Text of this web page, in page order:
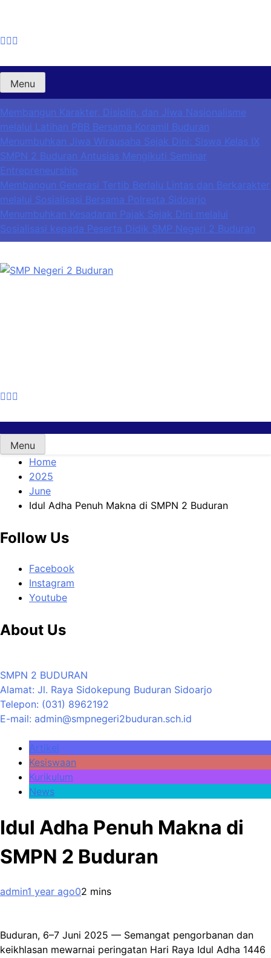
Menu
Membangun Karakter, Disiplin, dan Jiwa Nasionalisme
melalui Latihan PBB Bersama Koramil Buduran
Menumbuhkan Jiwa Wirausaha Sejak Dini: Siswa Kelas IX
SMPN 2 Buduran Antusias Mengikuti Seminar
Entrepreneurship
Membangun Generasi Tertib Berlalu Lintas dan Berkarakter
melalui Sosialisasi Bersama Polresta Sidoarjo
Menumbuhkan Kesadaran Pajak Sejak Dini melalui
Sosialisasi kepada Peserta Didik SMP Negeri 2 Buduran
Menu
Home
2025
June
Idul Adha Penuh Makna di SMPN 2 Buduran
Follow Us
Facebook
Instagram
Youtube
About Us
SMPN 2 BUDURAN
Alamat: Jl. Raya Sidokepung Buduran Sidoarjo
Telepon: (031) 8962192
E-mail: admin@smpnegeri2buduran.sch.id
Artikel
Kesiswaan
Kurikulum
News
Idul Adha Penuh Makna di
SMPN 2 Buduran
admin1 year ago02 mins
Buduran, 6–7 Juni 2025 — Semangat pengorbanan dan
keikhlasan mewarnai peringatan Hari Raya Idul Adha 1446